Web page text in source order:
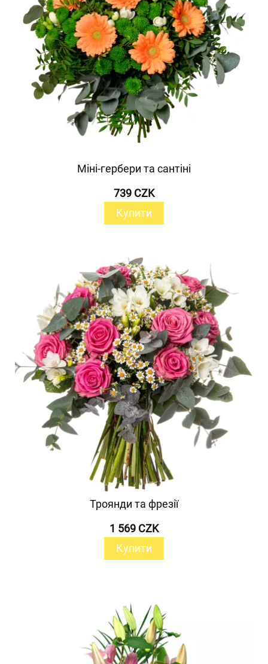
Міні-гербери та сантіні
739 CZK
Купити
Троянди та фрезії
1 569 CZK
Купити